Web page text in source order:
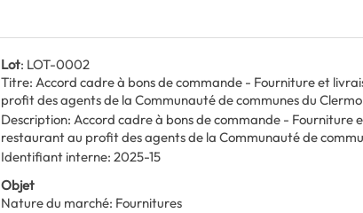
Lot: LOT-0002
Titre: Accord cadre à bons de commande - Fourniture et
profit des agents de la Communauté de communes du
Description: Accord cadre à bons de commande - Fourniture
restaurant au profit des agents de la Communauté de
Identifiant interne: 2025-15
Objet
Nature du marché: Fournitures